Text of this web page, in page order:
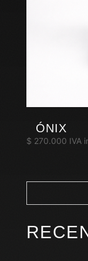
ÓNIX
$ 270.000 IVA